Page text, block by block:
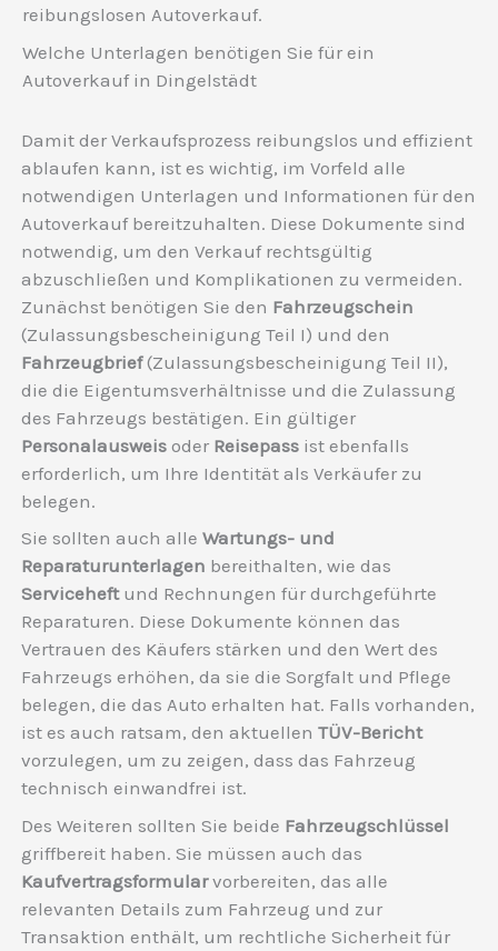
reibungslosen Autoverkauf.
Welche Unterlagen benötigen Sie für ein
Autoverkauf in Dingelstädt
Damit der Verkaufsprozess reibungslos und effizient
ablaufen kann, ist es wichtig, im Vorfeld alle
notwendigen Unterlagen und Informationen für den
Autoverkauf bereitzuhalten. Diese Dokumente sind
notwendig, um den Verkauf rechtsgültig
abzuschließen und Komplikationen zu vermeiden.
Zunächst benötigen Sie den Fahrzeugschein
(Zulassungsbescheinigung Teil I) und den
Fahrzeugbrief(Zulassungsbescheinigung Teil II),
die die Eigentumsverhältnisse und die Zulassung
des Fahrzeugs bestätigen. Ein gültiger
Personalausweis oder Reisepass ist ebenfalls
erforderlich, um Ihre Identität als Verkäufer zu
belegen.
Sie sollten auch alle Wartungs- und
Reparaturunterlagen bereithalten, wie das
Serviceheftund Rechnungen für durchgeführte
Reparaturen. Diese Dokumente können das
Vertrauen des Käufers stärken und den Wert des
Fahrzeugs erhöhen, da sie die Sorgfalt und Pflege
belegen, die das Auto erhalten hat. Falls vorhanden,
ist es auch ratsam, den aktuellen TÜV-Bericht
vorzulegen, um zu zeigen, dass das Fahrzeug
technisch einwandfrei ist.
Des Weiteren sollten Sie beide Fahrzeugschlüssel
griffbereit haben. Sie müssen auch das
Kaufvertragsformularvorbereiten, das alle
relevanten Details zum Fahrzeug und zur
Transaktion enthält, um rechtliche Sicherheit für